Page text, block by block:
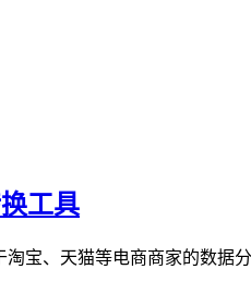
工具
宝、天猫等电商商家的数